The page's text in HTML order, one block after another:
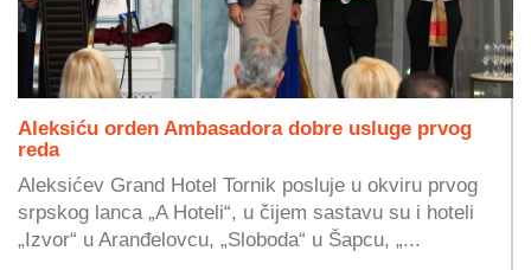
Aleksiću orden Ambasadora dobre usluge prvog
reda
Aleksićev Grand Hotel Tornik posluje u okviru prvog
srpskog lanca „A Hoteli“, u čijem sastavu su i hoteli
„Izvor“ u Aranđelovcu, „Sloboda“ u Šapcu, „...